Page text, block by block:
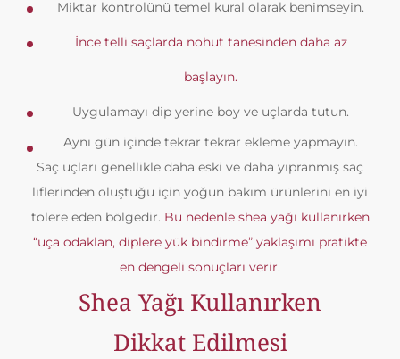
Miktar kontrolünü temel kural olarak benimseyin.
İnce telli saçlarda nohut tanesinden daha az
başlayın.
Uygulamayı dip yerine boy ve uçlarda tutun.
Aynı gün içinde tekrar tekrar ekleme yapmayın.
Saç uçları genellikle daha eski ve daha yıpranmış saç
liflerinden oluştuğu için yoğun bakım ürünlerini en iyi
tolere eden bölgedir. Bu nedenle shea yağı kullanırken
“uça odaklan, diplere yük bindirme” yaklaşımı pratikte
en dengeli sonuçları verir.
Shea Yağı Kullanırken
Dikkat Edilmesi